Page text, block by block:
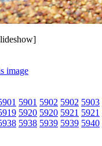
5901 5902 5902 5903
5920 5920 5921 5921
5938 5939 5939 5940